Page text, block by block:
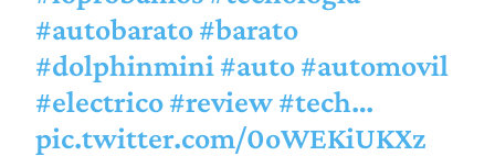
#autobarato#barato
#dolphinmini #auto#automovil
#electrico#review#tech…
pic.twitter.com/0oWEKiUKXz